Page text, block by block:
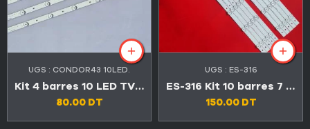
UGS : CONDOR43 10LED.
Kit 4 barres 10 LED TV 43″ 6V
80.00 DT
UGS : ES-316
ES-316 Kit 10 barres 7 LED TV CONDOR 55″ U55A7300
150.00 DT